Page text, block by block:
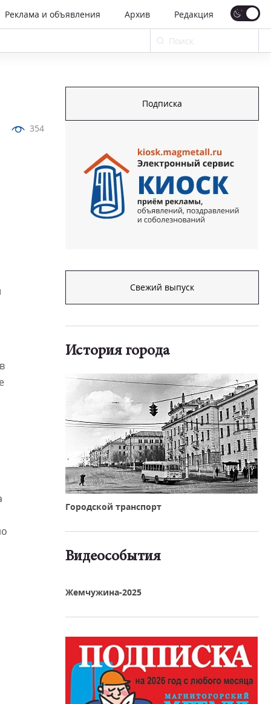
Реклама и объявления Архив Редакция
354
Подписка
Свежий выпуск
История города
Городской транспорт
Видеособытия
Жемчужина-2025